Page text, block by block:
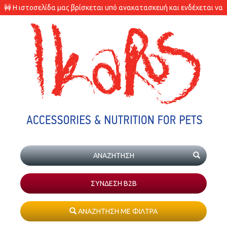
🚧 Η ιστοσελίδα μας βρίσκεται υπό ανακατασκευή και ενδέχεται να
υπάρχουν διαφορές στις διαθεσιμότητες των προϊόντων.
ΣΥΝΔΕΣΗ Β2Β
ΑΝΑΖΗΤΗΣΗ ΜΕ ΦΙΛΤΡΑ